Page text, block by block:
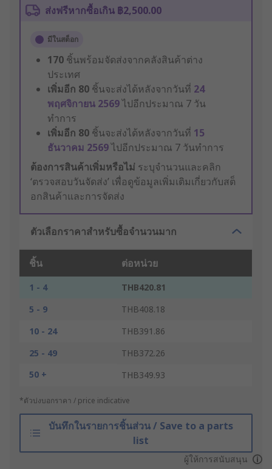
ส่งฟรีหากซื้อเกิน ฿2,500.00
มีในสต็อก
170 ชิ้นพร้อมจัดส่งจากคลังสินค้าต่าง
ประเทศ
เพิ่มอีก 80 ชิ้นจะส่งได้หลังจากวันที่ 24
พฤศจิกายน 2569ไปอีกประมาณ 7 วัน
ทำการ
เพิ่มอีก 80 ชิ้นจะส่งได้หลังจากวันที่ 15
ธันวาคม 2569ไปอีกประมาณ 7 วันทำการ
ต้องการสินค้าเพิ่มหรือไม่ ระบุจำนวนและคลิก
‘ตรวจสอบวันจัดส่ง’ เพื่อดูข้อมูลเพิ่มเติมเกี่ยวกับสต็
อกสินค้าและการจัดส่ง
ตัวเลือกราคาสำหรับซื้อจำนวนมาก
ชิ้น ต่อหน่วย
1 - 4
THB420.81
5 - 9
THB408.18
10 - 24
THB391.86
25 - 49
THB372.26
50 +
THB349.93
*ตัวบ่งบอกราคา / price indicative
บันทึกในรายการชิ้นส่วน / Save to a parts
list
ผู้ให้การสนับสนุน